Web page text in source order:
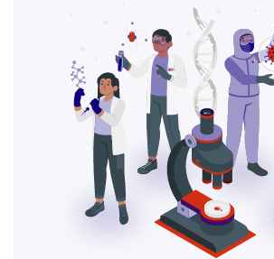
Ультразвуковая диагностика
Безопасный и точный метод для
обследования внутренних органов.